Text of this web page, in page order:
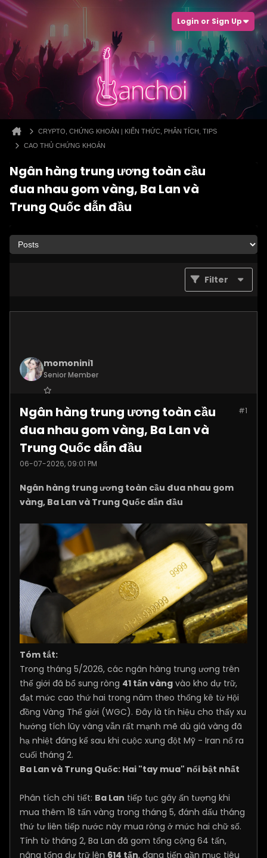
Login or Sign Up
CRYPTO, CHỨNG KHOÁN | KIẾN THỨC, PHÂN TÍCH, TIPS
CAO THỦ CHỨNG KHOÁN
Ngân hàng trung ương toàn cầu
đua nhau gom vàng, Ba Lan và
Trung Quốc dẫn đầu
Filter
momonini1
Senior Member
Posts:5408 #1
Ngân hàng trung ương toàn cầu
đua nhau gom vàng, Ba Lan và
Trung Quốc dẫn đầu
06-07-2026, 09:01 PM
Ngân hàng trung ương toàn cầu đua nhau gom
vàng, Ba Lan và Trung Quốc dẫn đầu
Tóm tắt:
Trong tháng 5/2026, các ngân hàng trung ương trên
thế giới đã bổ sung ròng 41 tấn vàng vào kho dự trữ,
đạt mức cao thứ hai trong năm theo thống kê từ Hội
đồng Vàng Thế giới (WGC). Đây là tín hiệu cho thấy xu
hướng tích lũy vàng vẫn rất mạnh mẽ dù giá vàng đã
hạ nhiệt đáng kể sau khi cuộc xung đột Mỹ - Iran nổ ra
cuối tháng 2.
Ba Lan và Trung Quốc: Hai "tay mua" nổi bật nhất
Phân tích chi tiết: Ba Lan tiếp tục gây ấn tượng khi
mua thêm 18 tấn vàng trong tháng 5, đánh dấu tháng
thứ tư liên tiếp nước này mua ròng ở mức hai chữ số.
Tính từ tháng 2, Ba Lan đã gom tổng cộng 64 tấn,
nâng tổng dự trữ lên 614 tấn, đang tiến gần mục tiêu